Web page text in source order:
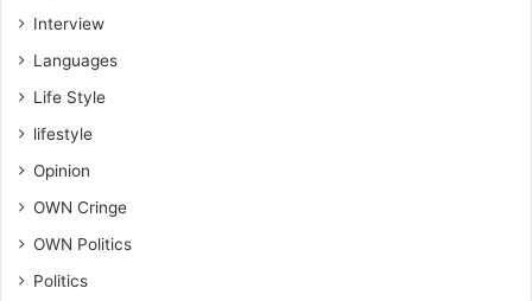
Interview
Languages
Life Style
lifestyle
Opinion
OWN Cringe
OWN Politics
Politics